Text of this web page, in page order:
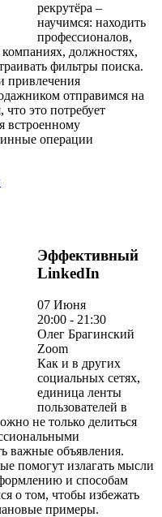
рекрутёра –
научимся: находить
профессионалов,
должностях,
фильтры поиска.
привлечения
отправимся на
это потребует
встроенному
операции
Эффективный
LinkedIn
07 Июня
20:00 - 21:30
Олег Брагинский
Zoom
Как и в других
социальных сетях,
единица ленты
пользователей в
не только делиться
важные объявления.
помогут излагать мысли
и способам
о том, чтобы избежать
примеры.